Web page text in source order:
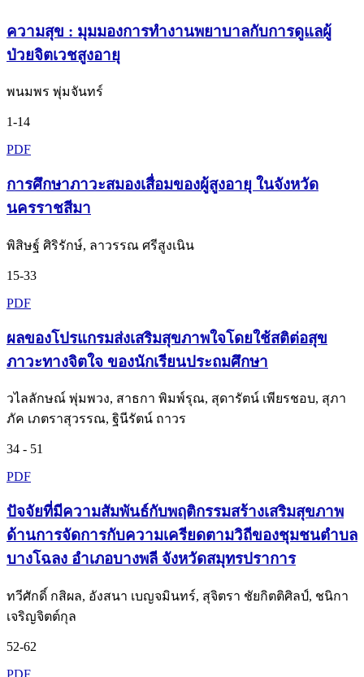
ความสุข : มุมมองการทำงานพยาบาลกับการดูแลผู้
ป่วยจิตเวชสูงอายุ
พนมพร พุ่มจันทร์
1-14
PDF
การศึกษาภาวะสมองเสื่อมของผู้สูงอายุ ในจังหวัด
นครราชสีมา
พิสิษฐ์ ศิริรักษ์, ลาวรรณ ศรีสูงเนิน
15-33
PDF
ผลของโปรแกรมส่งเสริมสุขภาพใจโดยใช้สติต่อสุข
ภาวะทางจิตใจ ของนักเรียนประถมศึกษา
วไลลักษณ์ พุ่มพวง, สาธกา พิมพ์รุณ, สุดารัตน์ เพียรชอบ, สุภา
ภัค เภตราสุวรรณ, ฐินีรัตน์ ถาวร
34 - 51
PDF
ปัจจัยที่มีความสัมพันธ์กับพฤติกรรมสร้างเสริมสุขภาพ
ด้านการจัดการกับความเครียดตามวิถีของชุมชนตำบล
บางโฉลง อำเภอบางพลี จังหวัดสมุทรปราการ
ทวีศักดิ์ กสิผล, อังสนา เบญจมินทร์, สุจิตรา ชัยกิตติศิลป์, ชนิกา
เจริญจิตต์กุล
52-62
PDF